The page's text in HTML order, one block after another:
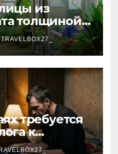
из
толщиной 4
TRAVELBOX27_
требуется
к